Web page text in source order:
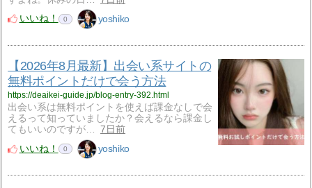
いいね！
0 yoshiko
【2026年8月最新】出会い系サイトの
無料ポイントだけで会う方法
https://deaikei-guide.jp/blog-entry-392.html
出会い系は無料ポイントを使えば課金なしで会
えるって知っていましたか？会えるなら課金し
てもいいのですが…
7日前
いいね！
0 yoshiko